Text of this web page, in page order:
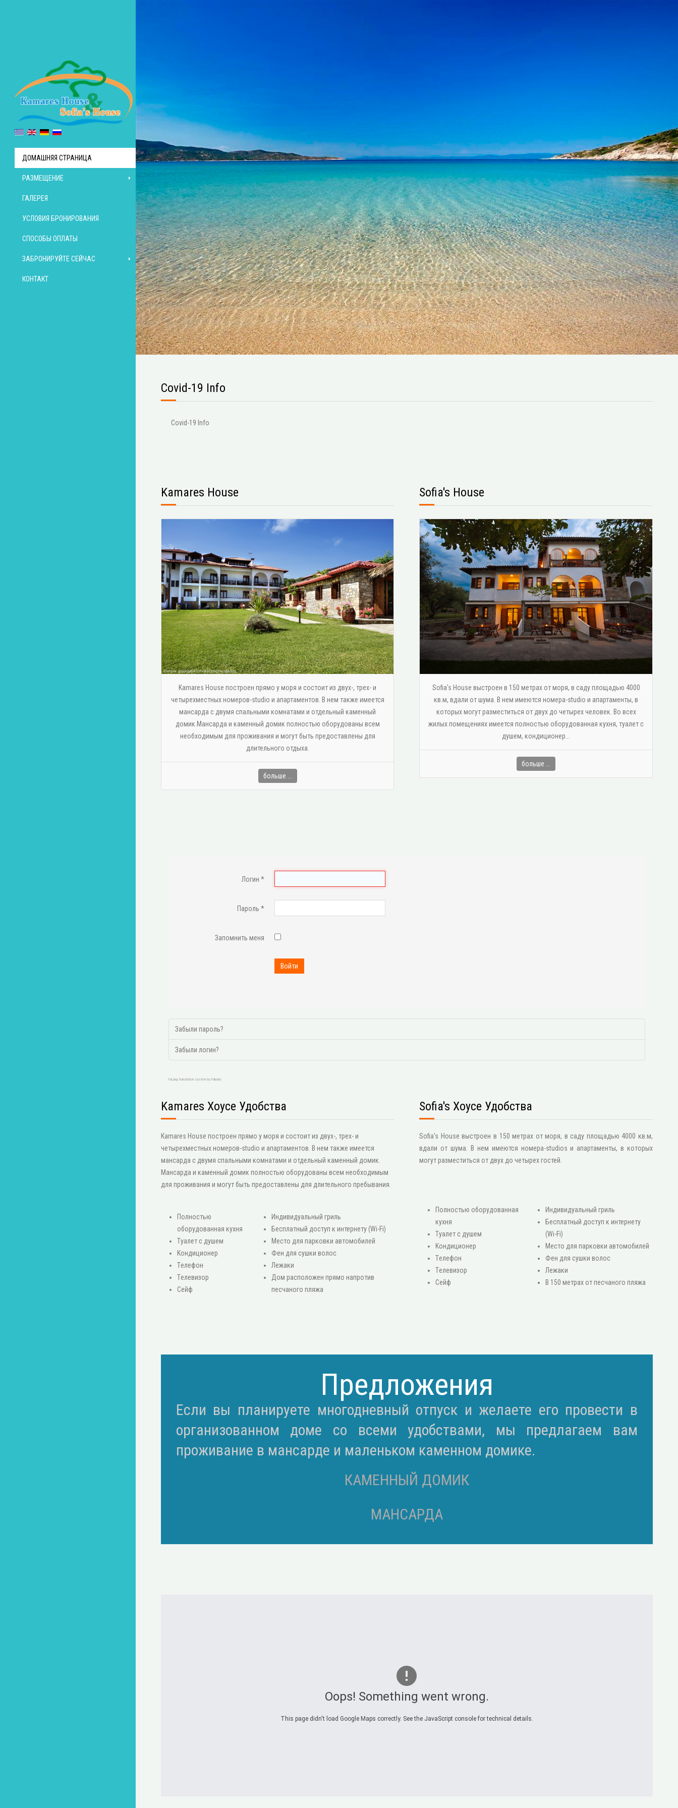
ДОМАШНЯЯ СТРАНИЦА
РАЗМЕЩЕНИЕ
ГАЛЕРЕЯ
УСЛОВИЯ БРОНИРОВАНИЯ
СПОСОБЫ ОПЛАТЫ
ЗАБРОНИРУЙТЕ СЕЙЧАС
КОНТАКТ
Covid-19 Info
Covid-19 Info
Kamares House
Kamares House построен прямо у моря и состоит из двух-, трех- и
четырехместных номеров-studio и апартаментов. В нем также имеется
мансарда с двумя спальными комнатами и отдельный каменный
домик.Мансарда и каменный домик полностью оборудованы всем
необходимым для проживания и могут быть предоставлены для
длительного отдыха.
больше ...
Sofia's House
Sofia's House выстроен в 150 метрах от моря, в саду площадью 4000
кв.м, вдали от шума. В нем имеются номера-studio и апартаменты, в
которых могут разместиться от двух до четырех человек. Во всех
жилых помещениях имеется полностью оборудованная кухня, туалет с
душем, κондиционер...
больше ...
Логин *
Пароль *
Запомнить меня
Войти
Забыли пароль?
Забыли логин?
FaLang translation system by Faboba
Kamares Хоусе Удобства
Kamares House построен прямо у моря и состоит из двух-, трех- и
четырехместных номеров-studio и апартаментов. В нем также имеется
мансарда с двумя спальными комнатами и отдельный каменный домик.
Мансарда и каменный домик полностью оборудованы всем необходимым
для проживания и могут быть предоставлены для длительного пребывания.
Πолностью
оборудованная кухня
Туалет с душем
Κондиционер
Τелефон
Τелевизор
Сейф
Индивидуальный гриль
Бесплатный доступ к интернету (Wi-Fi)
Место для парковки автомобилей
Фен для сушки волос
Лежаки
Дом расположен прямо напротив
песчаного пляжа
Sofia's Хоусе Удобства
Sofia's House выстроен в 150 метрах от моря, в саду площадью 4000 кв.м,
вдали от шума. В нем имеются номера-studios и апартаменты, в которых
могут разместиться от двух до четырех гостей.
Πолностью оборудованная
кухня
Туалет с душем
Κондиционер
Τелефон
Τелевизор
Сейф
Индивидуальный гриль
Бесплатный доступ к интернету
(Wi-Fi)
Место для парковки автомобилей
Фен для сушки волос
Лежаки
В 150 метрах от песчаного пляжа
Предложения
Если вы планируете многодневный отпуск и желаете его провести в
организованном доме со всеми удобствами, мы предлагаем вам
проживание в мансарде и маленьком каменном домике.
КАМЕННЫЙ ДОМИК
МАНСАРДА
Oops! Something went wrong.
This page didn't load Google Maps correctly. See the JavaScript console for technical details.